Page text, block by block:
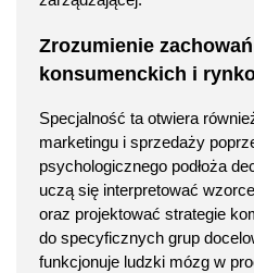
Zrozumienie zachowań
konsumenckich i
Specjalność ta otwiera
marketingu i sprzedaży
psychologicznego podłoża
uczą się interpretować
oraz projektować strategie
do specyficznych grup
funkcjonuje ludzki mózg w